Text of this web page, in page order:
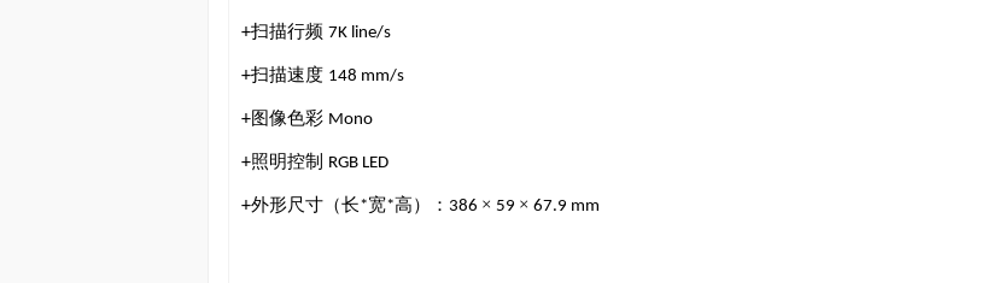
+扫描行频 7K line/s
+扫描速度 148 mm/s
+图像色彩 Mono
+照明控制 RGB LED
+外形尺寸（长*宽*高）： 386 × 59 × 67.9 mm